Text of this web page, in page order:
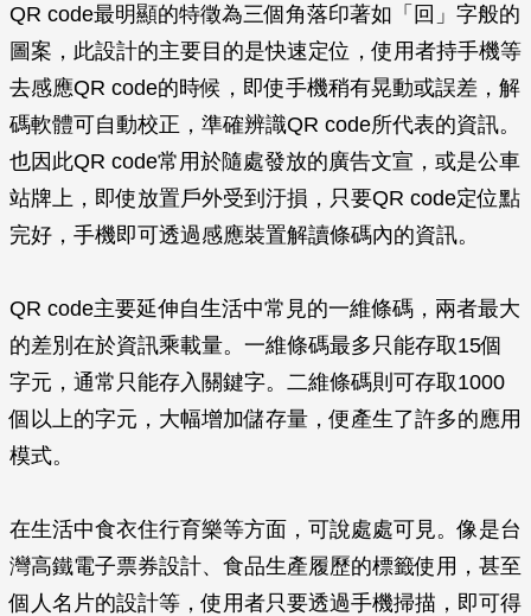
QR code最明顯的特徵為三個角落印著如「回」字般的
圖案，此設計的主要目的是快速定位，使用者持手機等
去感應QR code的時候，即使手機稍有晃動或誤差，解
碼軟體可自動校正，準確辨識QR code所代表的資訊。
也因此QR code常用於隨處發放的廣告文宣，或是公車
站牌上，即使放置戶外受到汙損，只要QR code定位點
完好，手機即可透過感應裝置解讀條碼內的資訊。
QR code主要延伸自生活中常見的一維條碼，兩者最大
的差別在於資訊乘載量。一維條碼最多只能存取15個
字元，通常只能存入關鍵字。二維條碼則可存取1000
個以上的字元，大幅增加儲存量，便產生了許多的應用
模式。
在生活中食衣住行育樂等方面，可說處處可見。像是台
灣高鐵電子票券設計、食品生產履歷的標籤使用，甚至
個人名片的設計等，使用者只要透過手機掃描，即可得